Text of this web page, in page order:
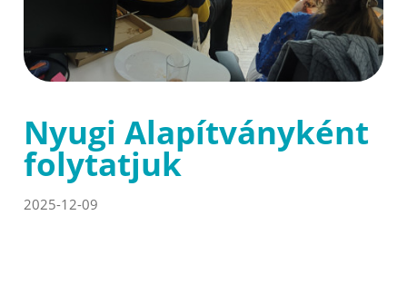
Nyugi Alapítványként
folytatjuk
2025-12-09